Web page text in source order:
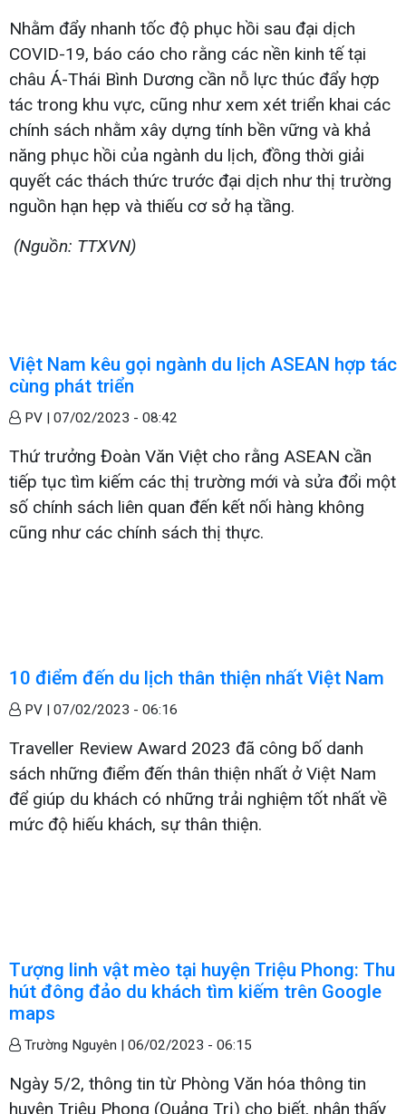
Nhằm đẩy nhanh tốc độ phục hồi sau đại dịch
COVID-19, báo cáo cho rằng các nền kinh tế tại
châu Á-Thái Bình Dương cần nỗ lực thúc đẩy hợp
tác trong khu vực, cũng như xem xét triển khai các
chính sách nhằm xây dựng tính bền vững và khả
năng phục hồi của ngành du lịch, đồng thời giải
quyết các thách thức trước đại dịch như thị trường
nguồn hạn hẹp và thiếu cơ sở hạ tầng.
(Nguồn: TTXVN)
Việt Nam kêu gọi ngành du lịch ASEAN hợp tác
cùng phát triển
PV | 07/02/2023 - 08:42
Thứ trưởng Đoàn Văn Việt cho rằng ASEAN cần
tiếp tục tìm kiếm các thị trường mới và sửa đổi một
số chính sách liên quan đến kết nối hàng không
cũng như các chính sách thị thực.
10 điểm đến du lịch thân thiện nhất Việt Nam
PV | 07/02/2023 - 06:16
Traveller Review Award 2023 đã công bố danh
sách những điểm đến thân thiện nhất ở Việt Nam
để giúp du khách có những trải nghiệm tốt nhất về
mức độ hiếu khách, sự thân thiện.
Tượng linh vật mèo tại huyện Triệu Phong: Thu
hút đông đảo du khách tìm kiếm trên Google
maps
Trường Nguyên | 06/02/2023 - 06:15
Ngày 5/2, thông tin từ Phòng Văn hóa thông tin
huyện Triệu Phong (Quảng Trị) cho biết, nhận thấy